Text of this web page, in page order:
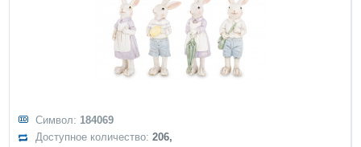
Символ: 184069
Доступное количество:206,